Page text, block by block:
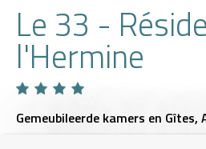
Le 33 -
l'Hermine
Gemeubileerde kamers en Gîtes,